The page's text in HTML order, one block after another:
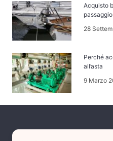
Acquisto
28
Perché
all’asta
9 Marzo